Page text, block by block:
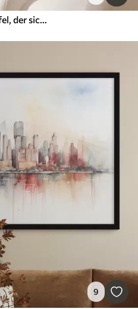
Ein schneebedeckter Berggipfel, der sich in einem ruhigen türkisfarbenen See spiegelt, umgeben von felsigem Gelände und dramatischen Wolken
9